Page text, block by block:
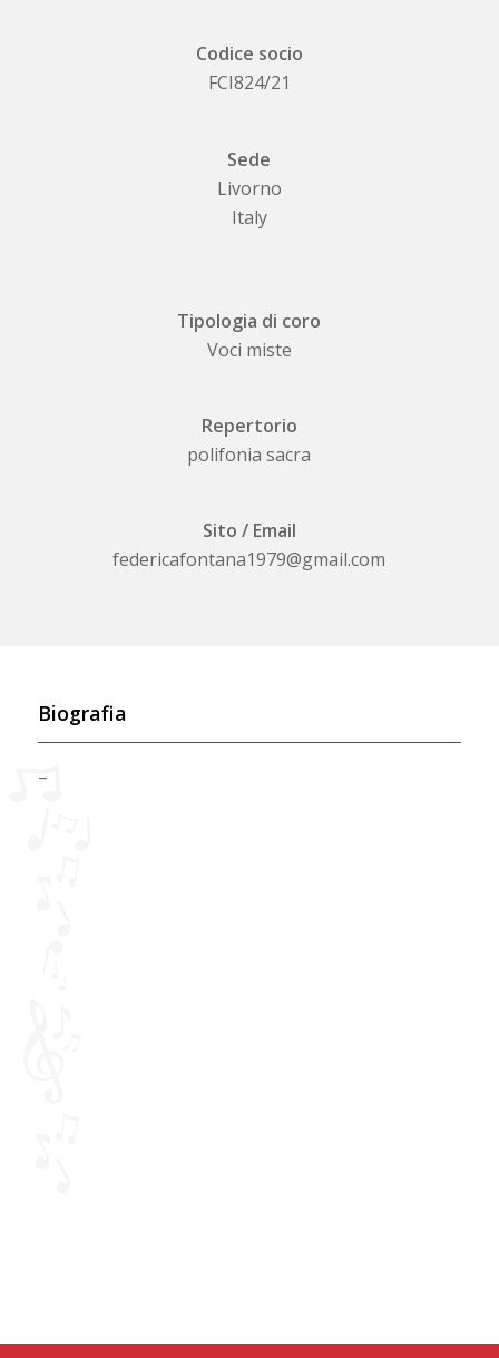
Codice socio
FCI824/21
Sede
Livorno
Italy
Tipologia di coro
Voci miste
Repertorio
polifonia sacra
Sito / Email
federicafontana1979@gmail.com
Biografia
–